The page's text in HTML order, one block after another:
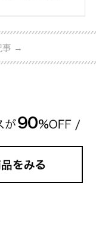
若い夫婦に人気のよ
トする水曜ドラマ『
よ役を演じます💁🏻‍♀️
事 →